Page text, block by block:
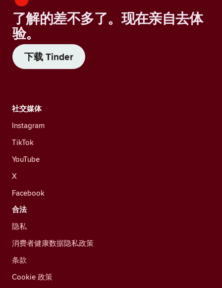
了解的差不多了。现在亲自去体
验。
下载 Tinder
社交媒体
Instagram
TikTok
YouTube
X
Facebook
合法
隐私
消费者健康数据隐私政策
条款
Cookie 政策